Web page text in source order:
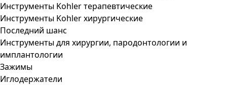
Инструменты Kohler терапевтические
Инструменты Kohler хирургические
Последний шанс
Инструменты для хирургии, пародонтологии и
имплантологии
Зажимы
Иглодержатели